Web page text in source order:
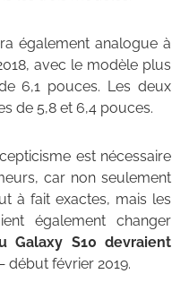
également analogue à
avec le modèle plus
6,1 pouces. Les deux
de 5,8 et 6,4 pouces.
est nécessaire
car non seulement
à fait exactes, mais les
également changer
Galaxy S10 devraient
début février 2019.